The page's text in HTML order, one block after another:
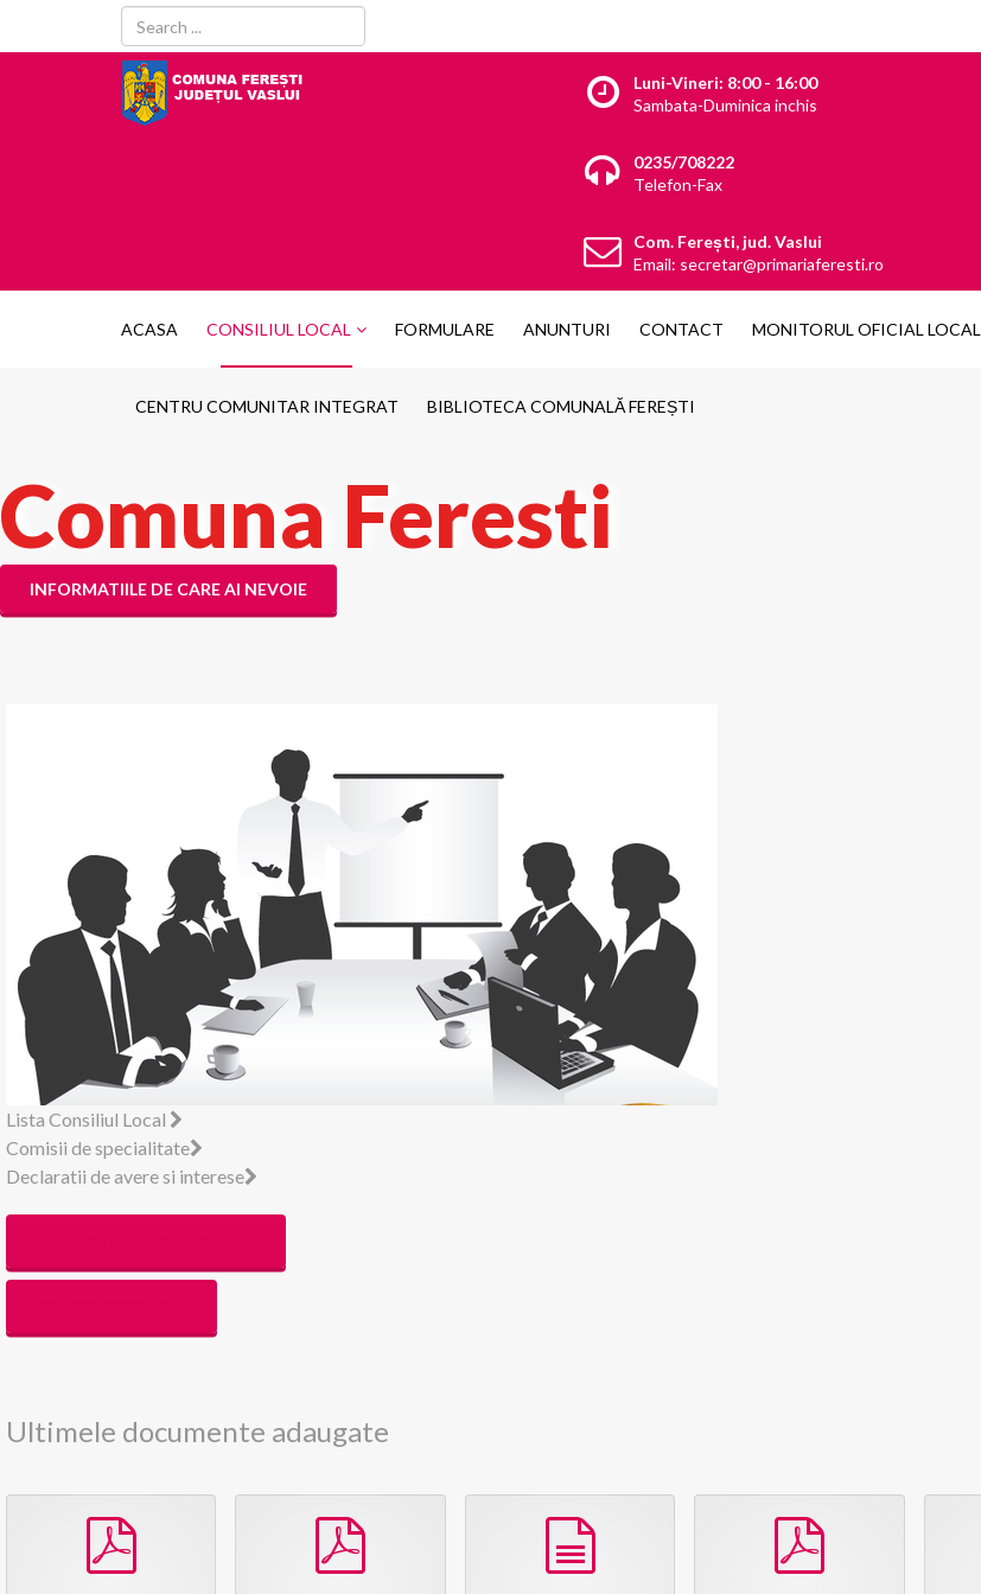
Luni-Vineri: 8:00 - 16:00
Sambata-Duminica inchis
0235/708222
Telefon-Fax
Com. Ferești, jud. Vaslui
Email: secretar@primariaferesti.ro
ACASA CONSILIUL LOCAL FORMULARE ANUNTURI CONTACT MONITORUL OFICIAL LOCAL
CENTRU COMUNITAR INTEGRAT BIBLIOTECA COMUNALĂ FEREȘTI
Comuna Feresti
INFORMATIILE DE CARE AI NEVOIE
Lista Consiliul Local
Comisii de specialitate
Declaratii de avere si interese
Ultimele documente adaugate